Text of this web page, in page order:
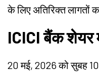
के लिए अतिरिक्त लागतों
ICICI बैंक शेयर
20 मई, 2026 को सुबह